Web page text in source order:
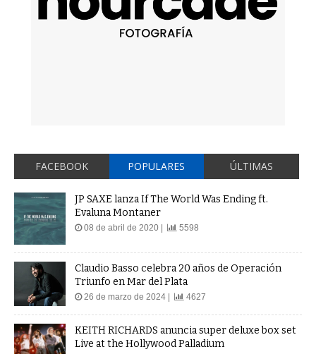
FACEBOOK POPULARES ÚLTIMAS
JP SAXE lanza If The World Was Ending ft.
Evaluna Montaner
08 de abril de 2020 | 5598
Claudio Basso celebra 20 años de Operación
Triunfo en Mar del Plata
26 de marzo de 2024 | 4627
KEITH RICHARDS anuncia super deluxe box set
Live at the Hollywood Palladium